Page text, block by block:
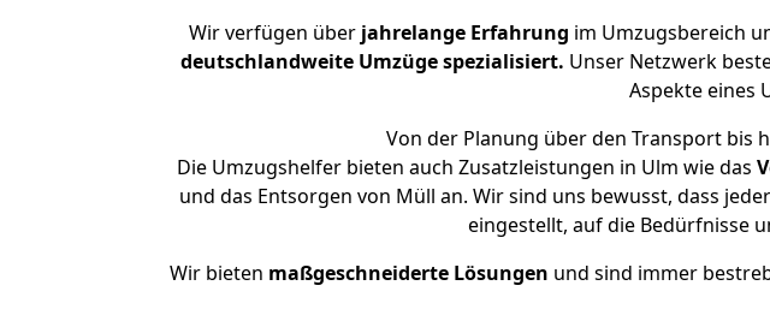
Wir verfügen über jahrelange Erfahrung im Umzugsbereich
deutschlandweite Umzüge spezialisiert. Unser Netzwerk
Aspekte eines
Von der Planung über den Transport bis
Die Umzugshelfer bieten auch Zusatzleistungen in Ulm wie das
und das Entsorgen von Müll an. Wir sind uns bewusst, dass
eingestellt, auf die Bedürfnisse
Wir bieten maßgeschneiderte Lösungen und sind immer